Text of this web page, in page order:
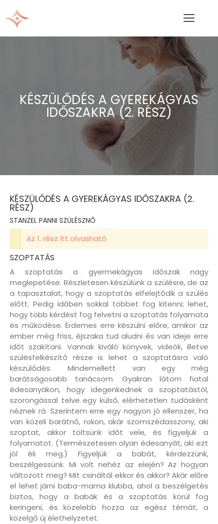
KÉSZÜLŐDÉS A GYEREKÁGYAS
IDŐSZAKRA (2. RÉSZ)
KÉSZÜLŐDÉS A GYEREKÁGYAS IDŐSZAKRA (2.
RÉSZ)
STANZEL PANNI SZÜLÉSZNŐ
Az 1. rész itt olvasható
SZOPTATÁS
A szoptatás a gyermekágyas időszak nagy
meglepetése. Részletesen készülünk a szülésre, de az
a tapasztalat, hogy a szoptatás elfelejtődik a szülés
előtt. Pedig időben sokkal többet fog kitenni; lehet,
hogy több kérdést fog felvetni a szoptatás folyamata
és működése. Érdemes erre készülni előre, amikor az
ember még friss, éjszaka tud aludni és van ideje erre
időt szakítani. Vannak kiváló könyvek, videók, illetve
szülésfelkészítő része is lehet a szoptatásra való
készülődés. Mindemellett van egy még
barátságosabb tanácsom. Gyakran látom fiatal
édesanyákon, hogy idegenkednek a szoptatástól,
szorongással telve egy külső, elérhetetlen tudásként
néznek rá. Szerintem erre egy nagyon jó ellenszer, ha
van közeli barátnő, rokon, akár szomszédasszony, aki
szoptat, akkor töltsünk időt vele, és figyeljük a
folyamatot. (Természetesen olyan édesanyát, aki ezt
jól éli meg.) Figyeljük a babát, kérdezzünk,
beszélgessünk. Mi volt nehéz az elején? Az hogyan
változott meg? Mit csináltál ekkor és akkor? Akár előre
el lehet járni baba-mama klubba, ahol a beszélgetés
biztos, hogy a babák és a szoptatás körül fog
keringeni, és közelebb hozza az egész témát, a
közelgő új élethelyzetet.